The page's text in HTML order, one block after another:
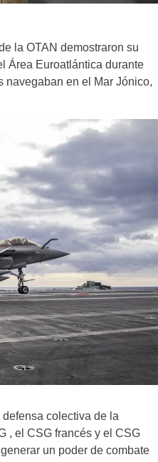
la OTAN demostraron su
Área Euroatlántica durante
navegaban en el Mar Jónico,
colectiva de la
, el CSG francés y el CSG
un poder de combate